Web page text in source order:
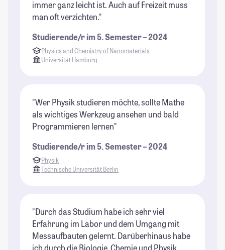
immer ganz leicht ist. Auch auf Freizeit muss
man oft verzichten."
Studierende/r im 5. Semester – 2024
Physics and Chemistry of Nanomaterials
Universität Hamburg
"Wer Physik studieren möchte, sollte Mathe
als wichtiges Werkzeug ansehen und bald
Programmieren lernen"
Studierende/r im 5. Semester – 2024
Physik
Technische Universität Berlin
"Durch das Studium habe ich sehr viel
Erfahrung im Labor und dem Umgang mit
Messaufbauten gelernt. Darüberhinaus habe
ich durch die Biologie, Chemie und Physik